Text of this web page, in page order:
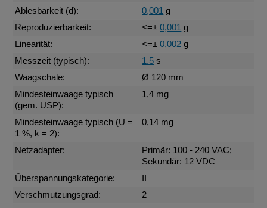
Ablesbarkeit (d):
0,001 g
Reproduzierbarkeit:
<=±0,001 g
Linearität:
<=±0,002 g
Messzeit (typisch):
1.5 s
Waagschale:
Ø 120 mm
Mindesteinwaage typisch
(gem. USP):
1,4 mg
Mindesteinwaage typisch (U =
1 %, k = 2):
0,14 mg
Netzadapter:
Primär: 100 - 240 VAC;
Sekundär: 12 VDC
Überspannungskategorie:
Verschmutzungsgrad:
2